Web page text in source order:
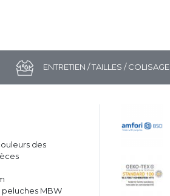
ENTRETIEN / TAILLES / COLISAGE
des
MBW